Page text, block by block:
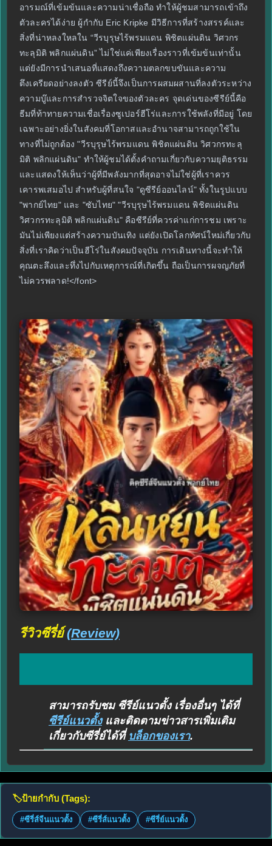
อารมณ์ที่เข้มข้นและความน่าเชื่อถือ ทำให้ผู้ชมสามารถเข้าถึง
ตัวละครได้ง่าย ผู้กำกับ Eric Kripke มีวิธีการที่สร้างสรรค์และ
สิ่งที่น่าหลงใหลใน “วีรบุรุษไร้พรมแดน พิชิตแผ่นดิน วิศวกร
ทะลุมิติ พลิกแผ่นดิน” ไม่ใช่แค่เพียงเรื่องราวที่เข้มข้นเท่านั้น
แต่ยังมีการนำเสนอที่แสดงถึงความตลกขบขันและความ
ตึงเครียดอย่างลงตัว ซีรีย์นี้จึงเป็นการผสมผสานที่ลงตัวระหว่าง
ความบู๊และการสำรวจจิตใจของตัวละคร จุดเด่นของซีรีย์นี้คือ
ธีมที่ท้าทายความเชื่อเรื่องซูเปอร์ฮีโร่และการใช้พลังที่มีอยู่ โดย
เฉพาะอย่างยิ่งในสังคมที่โอกาสและอำนาจสามารถถูกใช้ใน
ทางที่ไม่ถูกต้อง "วีรบุรุษไร้พรมแดน พิชิตแผ่นดิน วิศวกรทะลุ
มิติ พลิกแผ่นดิน" ทำให้ผู้ชมได้ตั้งคำถามเกี่ยวกับความยุติธรรม
และแสดงให้เห็นว่าผู้ที่มีพลังมากที่สุดอาจไม่ใช่ผู้ที่เราควร
เคารพเสมอไป สำหรับผู้ที่สนใจ "ดูซีรีย์ออนไลน์" ทั้งในรูปแบบ
"พากย์ไทย" และ "ซับไทย" "วีรบุรุษไร้พรมแดน พิชิตแผ่นดิน
วิศวกรทะลุมิติ พลิกแผ่นดิน" คือซีรีย์ที่ควรค่าแก่การชม เพราะ
มันไม่เพียงแต่สร้างความบันเทิง แต่ยังเปิดโลกทัศน์ใหม่เกี่ยวกับ
สิ่งที่เราคิดว่าเป็นฮีโร่ในสังคมปัจจุบัน การเดินทางนี้จะทำให้
คุณตะลึงและทึ่งไปกับเหตุการณ์ที่เกิดขึ้น ถือเป็นการผจญภัยที่
ไม่ควรพลาด!</font>
รีวิวซีรี่ย์(Review)
สามารถรับชม ซีรีย์แนวตั้ง เรื่องอื่นๆ ได้ที่
ซีรีย์แนวตั้งและติดตามข่าวสารเพิ่มเติม
เกี่ยวกับซีรี่ย์ได้ที่ บล็อกของเรา.
🏷️ป้ายกำกับ (Tags):
#ซีรี่ส์จีนแนวตั้ง #ซีรี่ส์แนวตั้ง #ซีรี่ย์แนวตั้ง